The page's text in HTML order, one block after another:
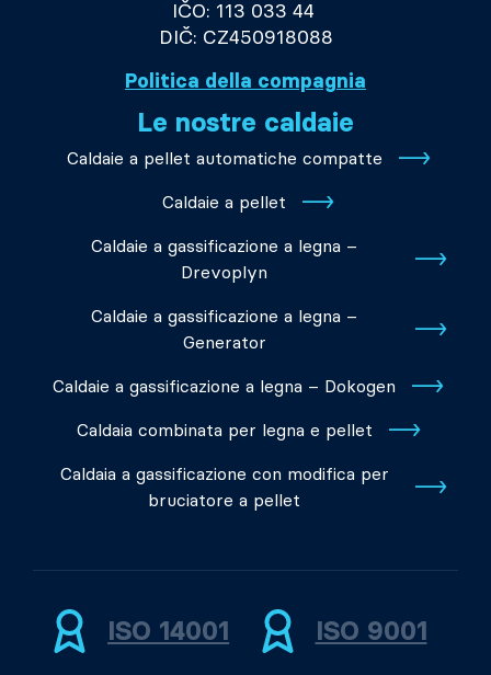
IČO: 113 033 44
DIČ: CZ450918088
Politica della compagnia
Le nostre caldaie
Caldaie a pellet automatiche compatte
Caldaie a pellet
Caldaie a gassificazione a legna –
Drevoplyn
Caldaie a gassificazione a legna –
Generator
Caldaie a gassificazione a legna – Dokogen
Caldaia combinata per legna e pellet
Caldaia a gassificazione con modifica per
bruciatore a pellet
ISO 14001 ISO 9001